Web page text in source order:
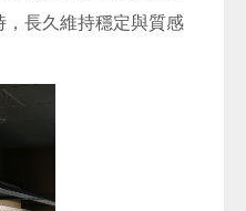
長久維持穩定與質感